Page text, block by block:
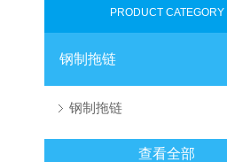
PRODUCT CATEGORY
钢制拖链
钢制拖链
查看全部